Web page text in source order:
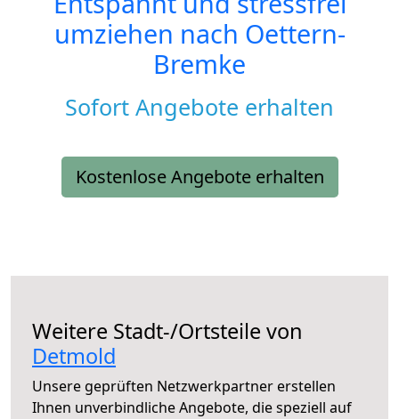
umziehen nach Oettern-
Bremke
Sofort Angebote erhalten
Kostenlose Angebote erhalten
Weitere Stadt-/Ortsteile von
Detmold
Unsere geprüften Netzwerkpartner erstellen
Ihnen unverbindliche Angebote, die speziell auf